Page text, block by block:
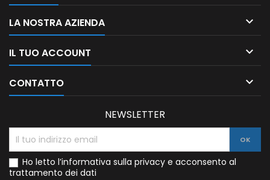
LA NOSTRA AZIENDA 
IL TUO ACCOUNT 
CONTATTO 
NEWSLETTER
Ho letto l’informativa sulla privacy e acconsento al
trattamento dei dati